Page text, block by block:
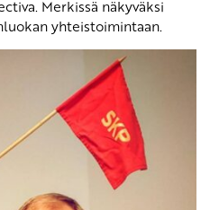
Merkissä näkyväksi
yhteistoimintaan.